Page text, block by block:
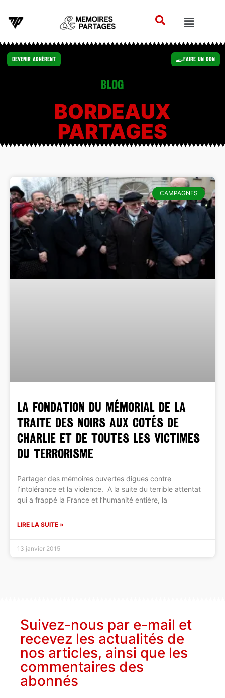
Devenir Adhérent Faire un Don
Blog
BORDEAUX
PARTAGES
CAMPAGNES
La Fondation du mémorial de la
traite des noirs aux cotés de
Charlie et de toutes les victimes
du terrorisme
Partager des mémoires ouvertes digues contre
l’intolérance et la violence. A la suite du terrible attentat
qui a frappé la France et l’humanité entière, la
LIRE LA SUITE »
13 janvier 2015
Suivez-nous par e-mail et
recevez les actualités de
nos articles, ainsi que les
commentaires des
abonnés